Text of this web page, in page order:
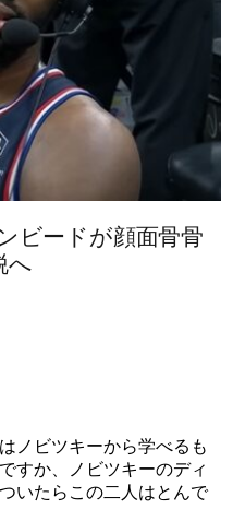
ビードが顔面骨骨
へ